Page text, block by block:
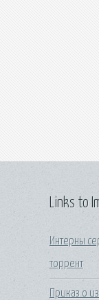
Links to
Интерны
торрент
Приказ о